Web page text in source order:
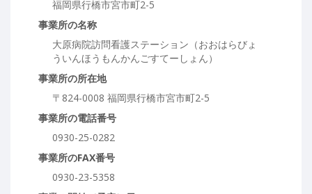
福岡県行橋市宮市町2-5
事業所の名称
大原病院訪問看護ステーション（おおはらびょ
ういんほうもんかんごすてーしょん）
事業所の所在地
〒824-0008 福岡県行橋市宮市町2-5
事業所の電話番号
0930-25-0282
事業所のFAX番号
0930-23-5358